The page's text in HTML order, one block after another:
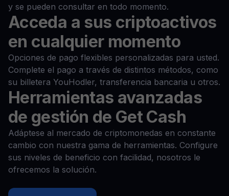
y se pueden consultar en todo momento.
Acceda a sus criptoactivos
en cualquier momento
Opciones de pago flexibles personalizadas para usted.
Complete el pago a través de distintos métodos, como
su billetera YouHodler, transferencia bancaria u otros.
Herramientas avanzadas
de gestión de Get Cash
Adáptese al mercado de criptomonedas en constante
cambio con nuestra gama de herramientas. Configure
sus niveles de beneficio con facilidad, nosotros le
ofrecemos la solución.